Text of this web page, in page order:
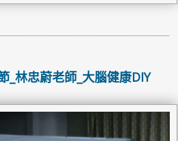
_林忠蔚老師_大腦健康DIY